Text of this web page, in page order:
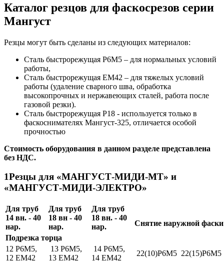
Каталог резцов для фаскосрезов серии
Мангуст
Резцы могут быть сделаны из следующих материалов:
Сталь быстрорежущая Р6М5 – для нормальных условий
работы,
Сталь быстрорежущая ЕМ42 – для тяжелых условий
работы (удаление сварного шва, обработка
высокопрочных и нержавеющих сталей, работа после
газовой резки).
Сталь быстрорежущая Р18 - используется только в
фаскоснимателях Мангуст-325, отличается особой
прочностью
Стоимость оборудования в данном разделе представлена
без НДС.
1Резцы для «МАНГУСТ-МИДИ-МТ» и
«МАНГУСТ-МИДИ-ЭЛЕКТРО»
Для труб
14 вн. - 40
нар.
Для труб
18 вн - 40
нар.
Для труб
18 вн. - 40
нар.
Снятие наружной фаски
Подрезка торца
12 Р6М5,
12 ЕМ42
13 Р6М5,
13 ЕМ42
14 Р6М5,
14 ЕМ42
22(10)Р6М5 22(15)Р6М5